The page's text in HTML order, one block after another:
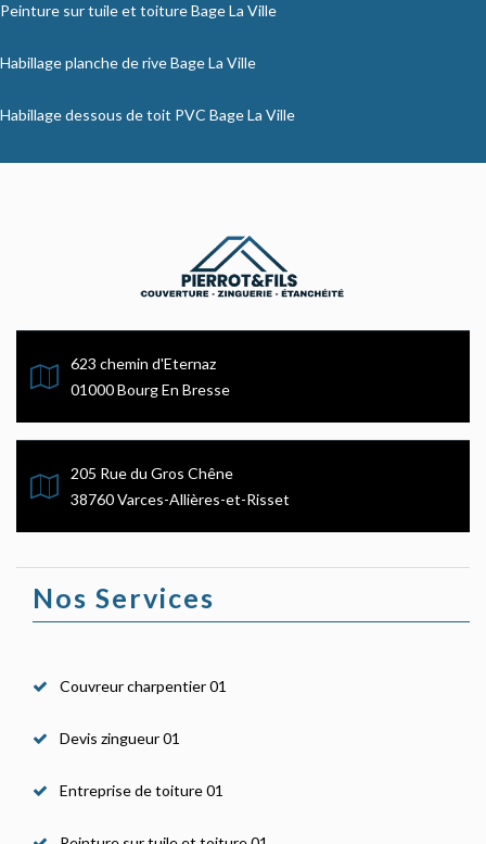
Peinture sur tuile et toiture Bage La Ville
Habillage planche de rive Bage La Ville
Habillage dessous de toit PVC Bage La Ville
623 chemin d'Eternaz
01000 Bourg En Bresse
205 Rue du Gros Chêne
38760 Varces-Allières-et-Risset
Nos Services
Couvreur charpentier 01
Devis zingueur 01
Entreprise de toiture 01